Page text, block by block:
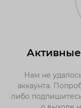
Нам не
аккаунта.
либо